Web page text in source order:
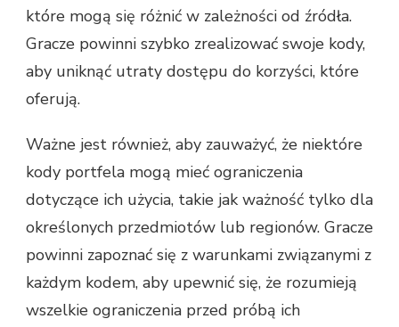
które mogą się różnić w zależności od źródła.
Gracze powinni szybko zrealizować swoje kody,
aby uniknąć utraty dostępu do korzyści, które
oferują.
Ważne jest również, aby zauważyć, że niektóre
kody portfela mogą mieć ograniczenia
dotyczące ich użycia, takie jak ważność tylko dla
określonych przedmiotów lub regionów. Gracze
powinni zapoznać się z warunkami związanymi z
każdym kodem, aby upewnić się, że rozumieją
wszelkie ograniczenia przed próbą ich